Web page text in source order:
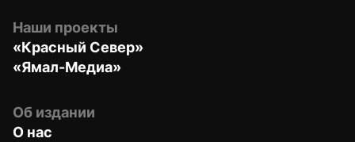
Наши проекты
«Красный Север»
«Ямал-Медиа»
Об издании
О нас